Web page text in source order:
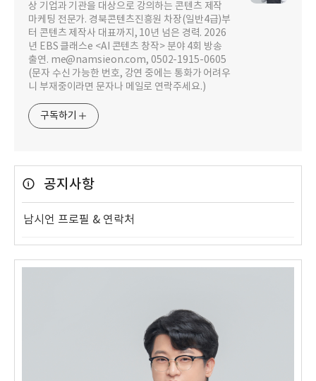
상 기업과 기관을 대상으로 강의하는 콘텐츠 제작
마케팅 전문가. 경북콘텐츠진흥원 차장(일반4급)부
터 콘텐츠 제작사 대표까지, 10년 넘은 경력. 2026
년 EBS 클래스e <AI 콘텐츠 창작> 분야 4회 방송
출연. me@namsieon.com, 0502-1915-0605
(문자 수신 가능한 번호, 강연 중에는 통화가 어려우
니 부재중이라면 문자나 메일로 연락주세요.)
구독하기
공지사항
남시언 프로필 & 연락처